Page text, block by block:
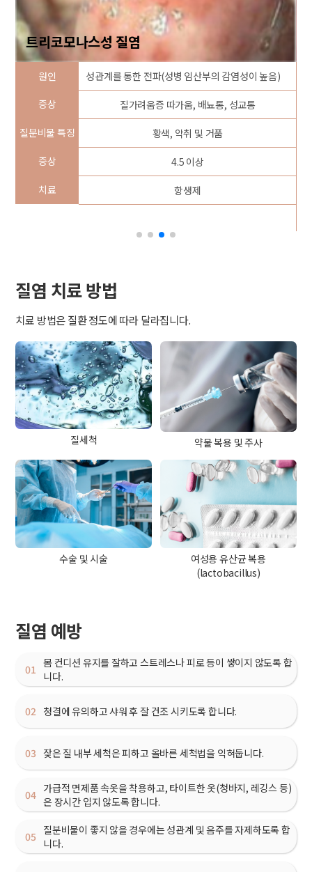
트리코모나스성 질염
원인
성관계를 통한 전파(성병 임산부의 감염성이 높음)
증상
질가려움증 따가움, 배뇨통, 성교통
질분비물 특징
황색, 악취 및 거품
증상
4.5 이상
치료
항생제
질염 치료 방법
치료 방법은 질환 정도에 따라 달라집니다.
질세척 약물 복용 및 주사
수술 및 시술
여성용 유산균 복용
(lactobacillus)
질염 예방
01 몸 컨디션 유지를 잘하고 스트레스나 피로 등이 쌓이지 않도록 합
니다.
02 청결에 유의하고 샤워 후 잘 건조 시키도록 합니다.
03 잦은 질 내부 세척은 피하고 올바른 세척법을 익혀둡니다.
04 가급적 면제품 속옷을 착용하고, 타이트한 옷(청바지, 레깅스 등)
은 장시간 입지 않도록 합니다.
05 질분비물이 좋지 않을 경우에는 성관계 및 음주를 자제하도록 합
니다.